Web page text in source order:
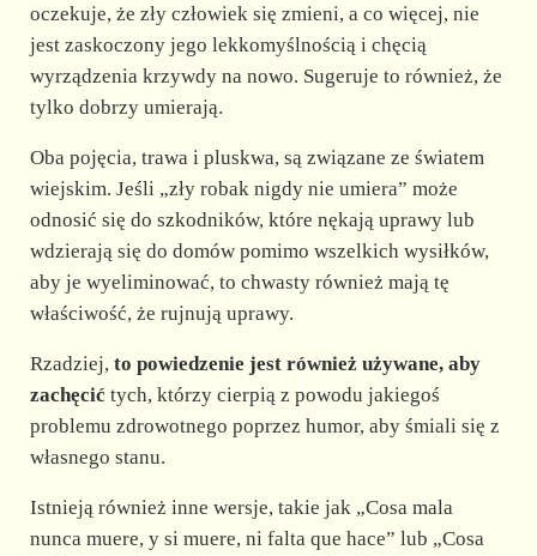
oczekuje, że zły człowiek się zmieni, a co więcej, nie
jest zaskoczony jego lekkomyślnością i chęcią
wyrządzenia krzywdy na nowo. Sugeruje to również, że
tylko dobrzy umierają.
Oba pojęcia, trawa i pluskwa, są związane ze światem
wiejskim. Jeśli „zły robak nigdy nie umiera” może
odnosić się do szkodników, które nękają uprawy lub
wdzierają się do domów pomimo wszelkich wysiłków,
aby je wyeliminować, to chwasty również mają tę
właściwość, że rujnują uprawy.
Rzadziej, to powiedzenie jest również używane, aby
zachęcić tych, którzy cierpią z powodu jakiegoś
problemu zdrowotnego poprzez humor, aby śmiali się z
własnego stanu.
Istnieją również inne wersje, takie jak „Cosa mala
nunca muere, y si muere, ni falta que hace” lub „Cosa